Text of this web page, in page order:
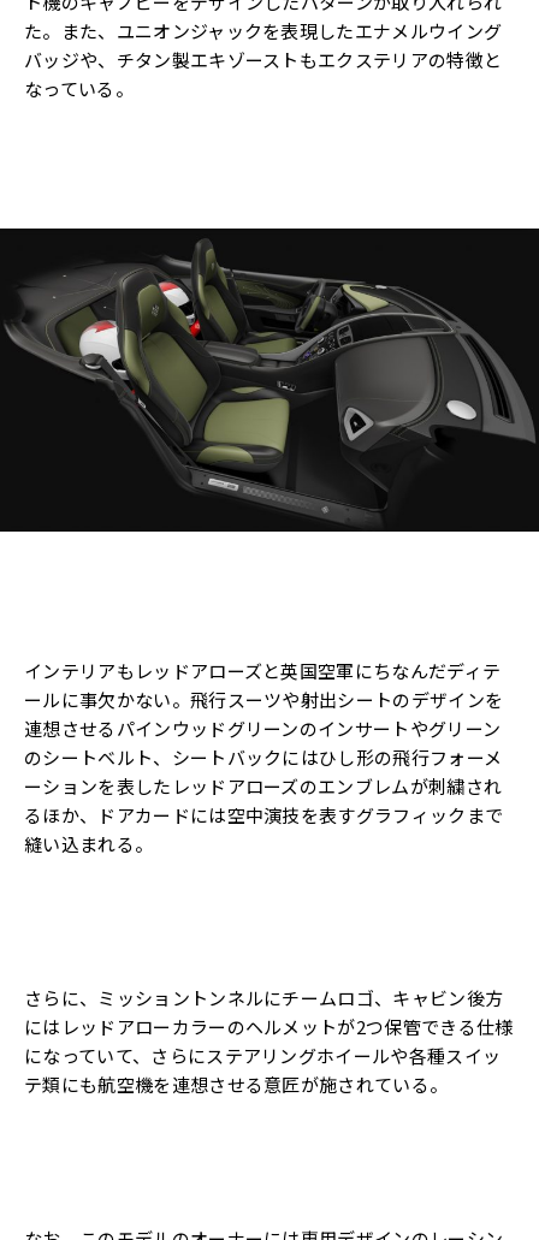
た。また、ユニオンジャックを表現したエナメルウイング
バッジや、チタン製エキゾーストもエクステリアの特徴と
なっている。
インテリアもレッドアローズと英国空軍にちなんだディテ
ールに事欠かない。飛行スーツや射出シートのデザインを
連想させるパインウッドグリーンのインサートやグリーン
のシートベルト、シートバックにはひし形の飛行フォーメ
ーションを表したレッドアローズのエンブレムが刺繍され
るほか、ドアカードには空中演技を表すグラフィックまで
縫い込まれる。
さらに、ミッショントンネルにチームロゴ、キャビン後方
にはレッドアローカラーのヘルメットが2つ保管できる仕様
になっていて、さらにステアリングホイールや各種スイッ
テ類にも航空機を連想させる意匠が施されている。